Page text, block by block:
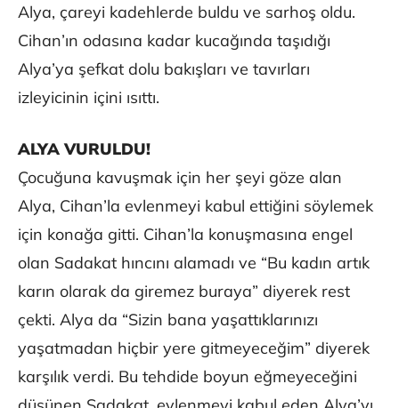
Alya, çareyi kadehlerde buldu ve sarhoş oldu.
Cihan’ın odasına kadar kucağında taşıdığı
Alya’ya şefkat dolu bakışları ve tavırları
izleyicinin içini ısıttı.
ALYA VURULDU!
Çocuğuna kavuşmak için her şeyi göze alan
Alya, Cihan’la evlenmeyi kabul ettiğini söylemek
için konağa gitti. Cihan’la konuşmasına engel
olan Sadakat hıncını alamadı ve “Bu kadın artık
karın olarak da giremez buraya” diyerek rest
çekti. Alya da “Sizin bana yaşattıklarınızı
yaşatmadan hiçbir yere gitmeyeceğim” diyerek
karşılık verdi. Bu tehdide boyun eğmeyeceğini